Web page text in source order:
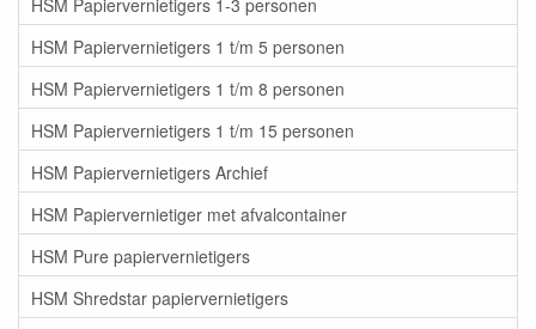
HSM Papiervernietigers 1 t/m 5 personen
HSM Papiervernietigers 1 t/m 8 personen
HSM Papiervernietigers 1 t/m 15 personen
HSM Papiervernietigers Archief
HSM Papiervernietiger met afvalcontainer
HSM Pure papiervernietigers
HSM Shredstar papiervernietigers